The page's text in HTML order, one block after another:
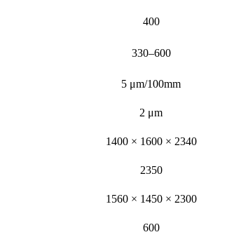
400
330–600
5 μm/100mm
2 μm
1400 × 1600 × 2340
2350
1560 × 1450 × 2300
600